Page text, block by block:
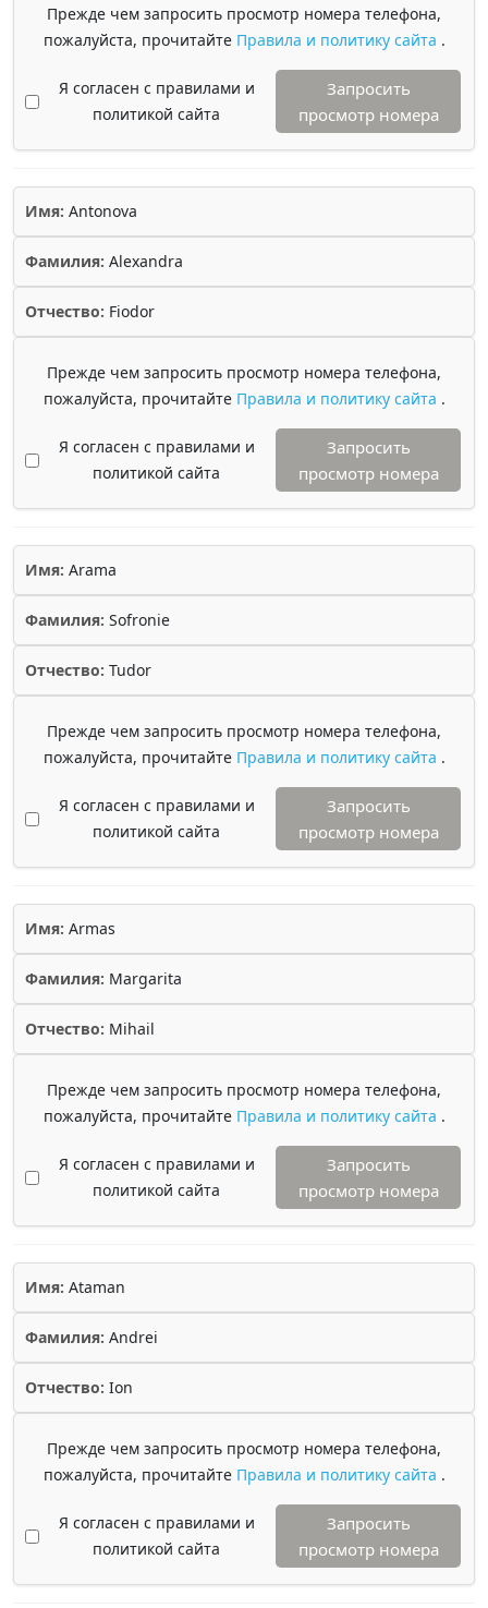
Прежде чем запросить просмотр номера телефона,
пожалуйста, прочитайте Правила и политику сайта .
Я согласен с правилами и
политикой сайта
Запросить
просмотр номера
Имя: Antonova
Фамилия: Alexandra
Отчество: Fiodor
Прежде чем запросить просмотр номера телефона,
пожалуйста, прочитайте Правила и политику сайта .
Я согласен с правилами и
политикой сайта
Запросить
просмотр номера
Имя: Arama
Фамилия: Sofronie
Отчество: Tudor
Прежде чем запросить просмотр номера телефона,
пожалуйста, прочитайте Правила и политику сайта .
Я согласен с правилами и
политикой сайта
Запросить
просмотр номера
Имя: Armas
Фамилия: Margarita
Отчество: Mihail
Прежде чем запросить просмотр номера телефона,
пожалуйста, прочитайте Правила и политику сайта .
Я согласен с правилами и
политикой сайта
Запросить
просмотр номера
Имя: Ataman
Фамилия: Andrei
Отчество: Ion
Прежде чем запросить просмотр номера телефона,
пожалуйста, прочитайте Правила и политику сайта .
Я согласен с правилами и
политикой сайта
Запросить
просмотр номера